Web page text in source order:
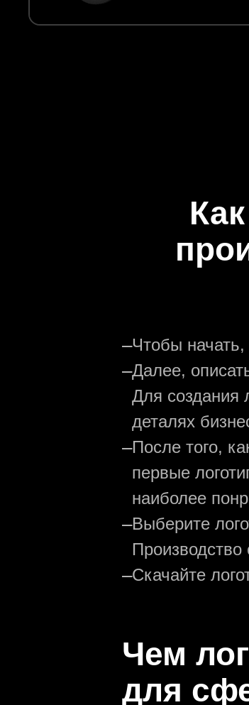
—Чтобы
—Далее,
Для создания
деталях
—После того,
первые
наиболее
—Выберите
Производство
—Скачайте
Чем
для